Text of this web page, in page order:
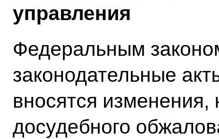
управления
Федеральным
законодательные
вносятся
досудебного